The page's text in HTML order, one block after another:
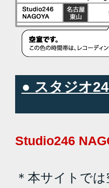
● スタジオ
Studio246
＊本サイトで